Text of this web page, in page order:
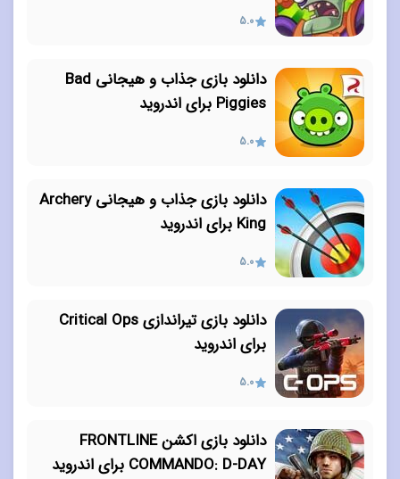
5.0
دانلود بازی جذاب و هیجانی Bad
Piggies برای اندروید
5.0
دانلود بازی جذاب و هیجانی Archery
King برای اندروید
5.0
دانلود بازی تیراندازی Critical Ops
برای اندروید
5.0
دانلود بازی اکشن FRONTLINE
COMMANDO: D-DAY برای اندروید